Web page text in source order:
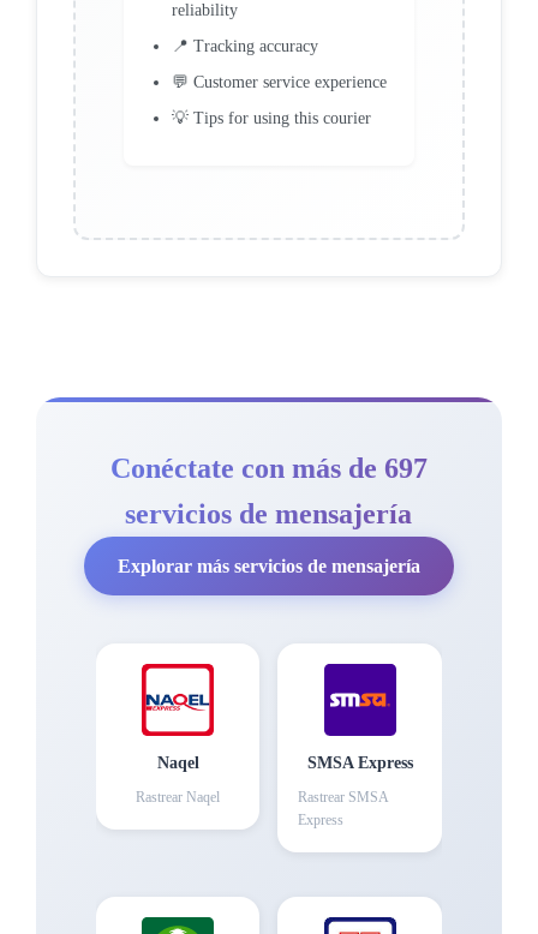
reliability
📍 Tracking accuracy
💬 Customer service experience
💡 Tips for using this courier
Conéctate con más de 697
servicios de mensajería
Explorar más servicios de mensajería
Naqel
Rastrear Naqel
SMSA Express
Rastrear SMSA
Express